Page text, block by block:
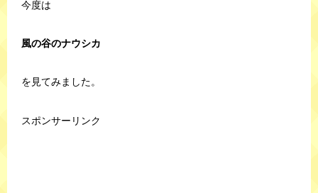
今度は
風の谷のナウシカ
を見てみました。
スポンサーリンク